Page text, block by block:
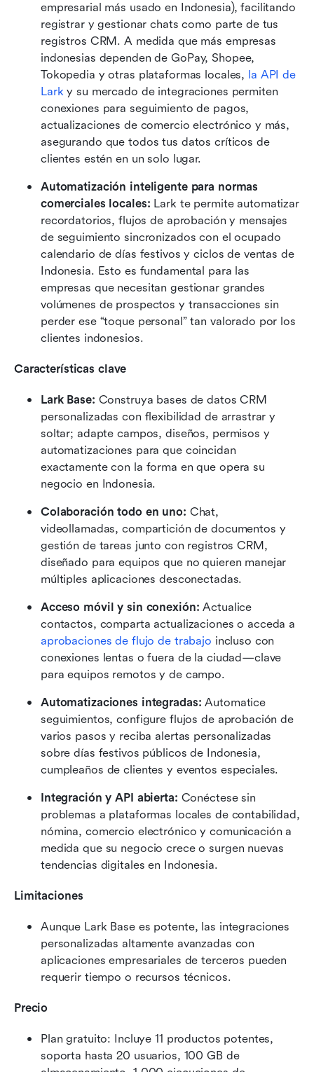
empresarial más usado en Indonesia), facilitando
registrar y gestionar chats como parte de tus
registros CRM. A medida que más empresas
indonesias dependen de GoPay, Shopee,
Tokopedia y otras plataformas locales, la API de
Lark y su mercado de integraciones permiten
conexiones para seguimiento de pagos,
actualizaciones de comercio electrónico y más,
asegurando que todos tus datos críticos de
clientes estén en un solo lugar.
Automatización inteligente para normas
comerciales locales: Lark te permite automatizar
recordatorios, flujos de aprobación y mensajes
de seguimiento sincronizados con el ocupado
calendario de días festivos y ciclos de ventas de
Indonesia. Esto es fundamental para las
empresas que necesitan gestionar grandes
volúmenes de prospectos y transacciones sin
perder ese “toque personal” tan valorado por los
clientes indonesios.
Características clave
Lark Base: Construya bases de datos CRM
personalizadas con flexibilidad de arrastrar y
soltar; adapte campos, diseños, permisos y
automatizaciones para que coincidan
exactamente con la forma en que opera su
negocio en Indonesia.
Colaboración todo en uno: Chat,
videollamadas, compartición de documentos y
gestión de tareas junto con registros CRM,
diseñado para equipos que no quieren manejar
múltiples aplicaciones desconectadas.
Acceso móvil y sin conexión: Actualice
aprobaciones de flujo de trabajo incluso con
conexiones lentas o fuera de la ciudad—clave
para equipos remotos y de campo.
Automatizaciones integradas: Automatice
seguimientos, configure flujos de aprobación de
varios pasos y reciba alertas personalizadas
sobre días festivos públicos de Indonesia,
cumpleaños de clientes y eventos especiales.
Integración y API abierta: Conéctese sin
problemas a plataformas locales de contabilidad,
nómina, comercio electrónico y comunicación a
medida que su negocio crece o surgen nuevas
tendencias digitales en Indonesia.
Limitaciones
Aunque Lark Base es potente, las integraciones
personalizadas altamente avanzadas con
aplicaciones empresariales de terceros pueden
requerir tiempo o recursos técnicos.
Precio
Plan gratuito: Incluye 11 productos potentes,
soporta hasta 20 usuarios, 100 GB de